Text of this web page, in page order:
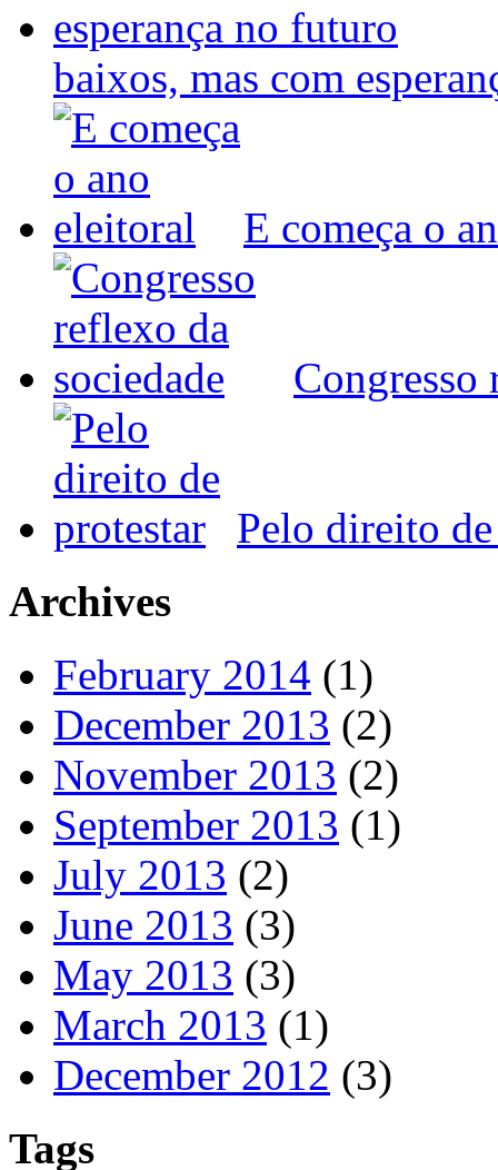
baixos, mas com
E começa o
Congresso
Pelo direito
Archives
February 2014 (1)
December 2013 (2)
November 2013 (2)
September 2013 (1)
July 2013 (2)
June 2013 (3)
May 2013 (3)
March 2013 (1)
December 2012 (3)
Tags